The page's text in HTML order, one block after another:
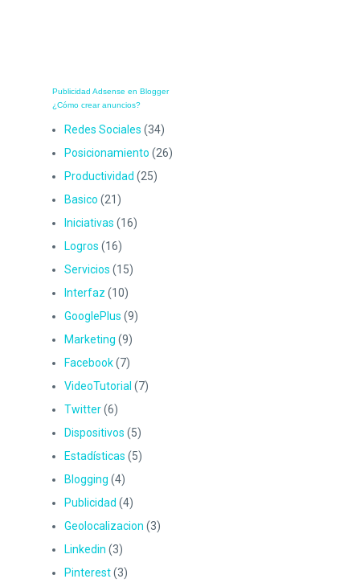
Publicidad Adsense en Blogger
¿Cómo crear anuncios?
Redes Sociales (34)
Posicionamiento (26)
Productividad (25)
Basico (21)
Iniciativas (16)
Logros (16)
Servicios (15)
Interfaz (10)
GooglePlus (9)
Marketing (9)
Facebook(7)
VideoTutorial (7)
Twitter(6)
Dispositivos (5)
Estadísticas (5)
Blogging (4)
Publicidad (4)
Geolocalizacion (3)
Linkedin (3)
Pinterest(3)